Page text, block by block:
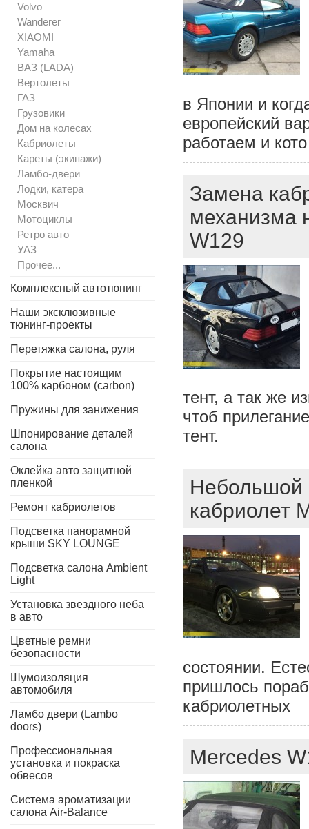
Volvo
Wanderer
XIAOMI
Yamaha
ВАЗ (LADA)
Вертолеты
ГАЗ
Грузовики
Дом на колесах
Кабриолеты
Кареты (экипажи)
Ламбо-двери
Лодки, катера
Москвич
Мотоциклы
Ретро авто
УАЗ
Прочее...
Комплексный автотюнинг
Наши эксклюзивные
тюнинг-проекты
Перетяжка салона, руля
Покрытие настоящим
100% карбоном (carbon)
Пружины для занижения
Шпонирование деталей
салона
Оклейка авто защитной
пленкой
Ремонт кабриолетов
Подсветка панорамной
крыши SKY LOUNGE
Подсветка салона Ambient
Light
Установка звездного неба
в авто
Цветные ремни
безопасности
Шумоизоляция
автомобиля
Ламбо двери (Lambo
doors)
Профессиональная
установка и покраска
обвесов
Система ароматизации
салона Air-Balance
в Японии и
европейский
работаем и кото
Замена
механизма
W129
тент, а так же
чтоб
тент.
Небольшой
кабриолет
состоянии.
пришлось
кабриолетных
Mercedes